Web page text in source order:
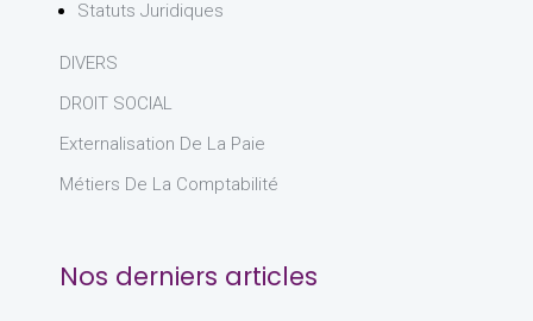
Statuts Juridiques
DIVERS
DROIT SOCIAL
Externalisation De La Paie
Métiers De La Comptabilité
Nos derniers articles